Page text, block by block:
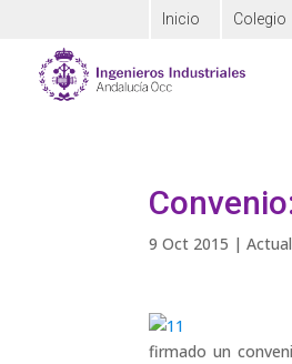
Inicio Colegio
9 Oct 2015 |
firmado un